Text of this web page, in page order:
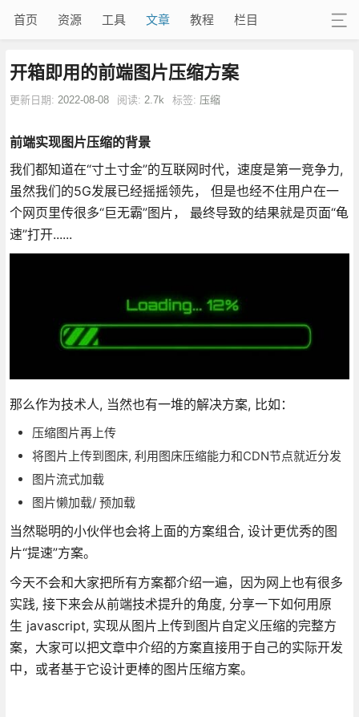
首页 资源 工具 文章 教程 栏目
开箱即用的前端图片压缩方案
更新日期: 2022-08-08 阅读: 2.7k 标签: 压缩
前端实现图片压缩的背景
我们都知道在“寸土寸金”的互联网时代，速度是第一竞争力,
虽然我们的5G发展已经摇摇领先， 但是也经不住用户在一
个网页里传很多“巨无霸”图片， 最终导致的结果就是页面“龟
速”打开......
那么作为技术人, 当然也有一堆的解决方案, 比如：
压缩图片再上传
将图片上传到图床, 利用图床压缩能力和CDN节点就近分发
图片流式加载
图片懒加载/ 预加载
当然聪明的小伙伴也会将上面的方案组合, 设计更优秀的图
片“提速”方案。
今天不会和大家把所有方案都介绍一遍，因为网上也有很多
实践, 接下来会从前端技术提升的角度, 分享一下如何用原
生 javascript, 实现从图片上传到图片自定义压缩的完整方
案，大家可以把文章中介绍的方案直接用于自己的实际开发
中，或者基于它设计更棒的图片压缩方案。